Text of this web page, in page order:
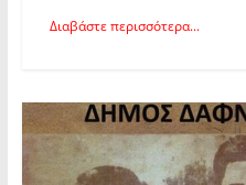
Διαβάστε περισσότερα...